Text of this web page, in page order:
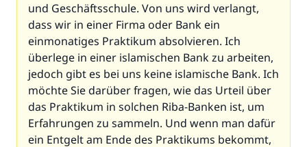
und Geschäftsschule. Von uns wird verlangt,
dass wir in einer Firma oder Bank ein
einmonatiges Praktikum absolvieren. Ich
überlege in einer islamischen Bank zu arbeiten,
jedoch gibt es bei uns keine islamische Bank. Ich
möchte Sie darüber fragen, wie das Urteil über
das Praktikum in solchen Riba-Banken ist, um
Erfahrungen zu sammeln. Und wenn man dafür
ein Entgelt am Ende des Praktikums bekommt,